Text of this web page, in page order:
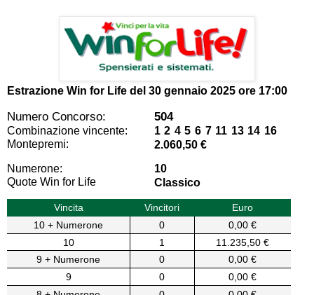
Estrazione Win for Life del 30 gennaio 2025 ore 17:00
Numero Concorso: 504
Combinazione vincente:
1 2 4 5 6 7 11 13 14 16
Montepremi:
2.060,50 €
Numerone:
10
Quote Win for Life
Classico
Vincita Vincitori
Euro
10 + Numerone
0
0,00 €
10
1
11.235,50 €
9 + Numerone
0
0,00 €
9
0
0,00 €